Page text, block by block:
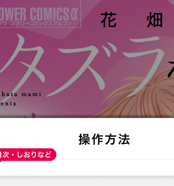
:692.15.692.936:t-vnqp.lunrzsdszk.vn.oi